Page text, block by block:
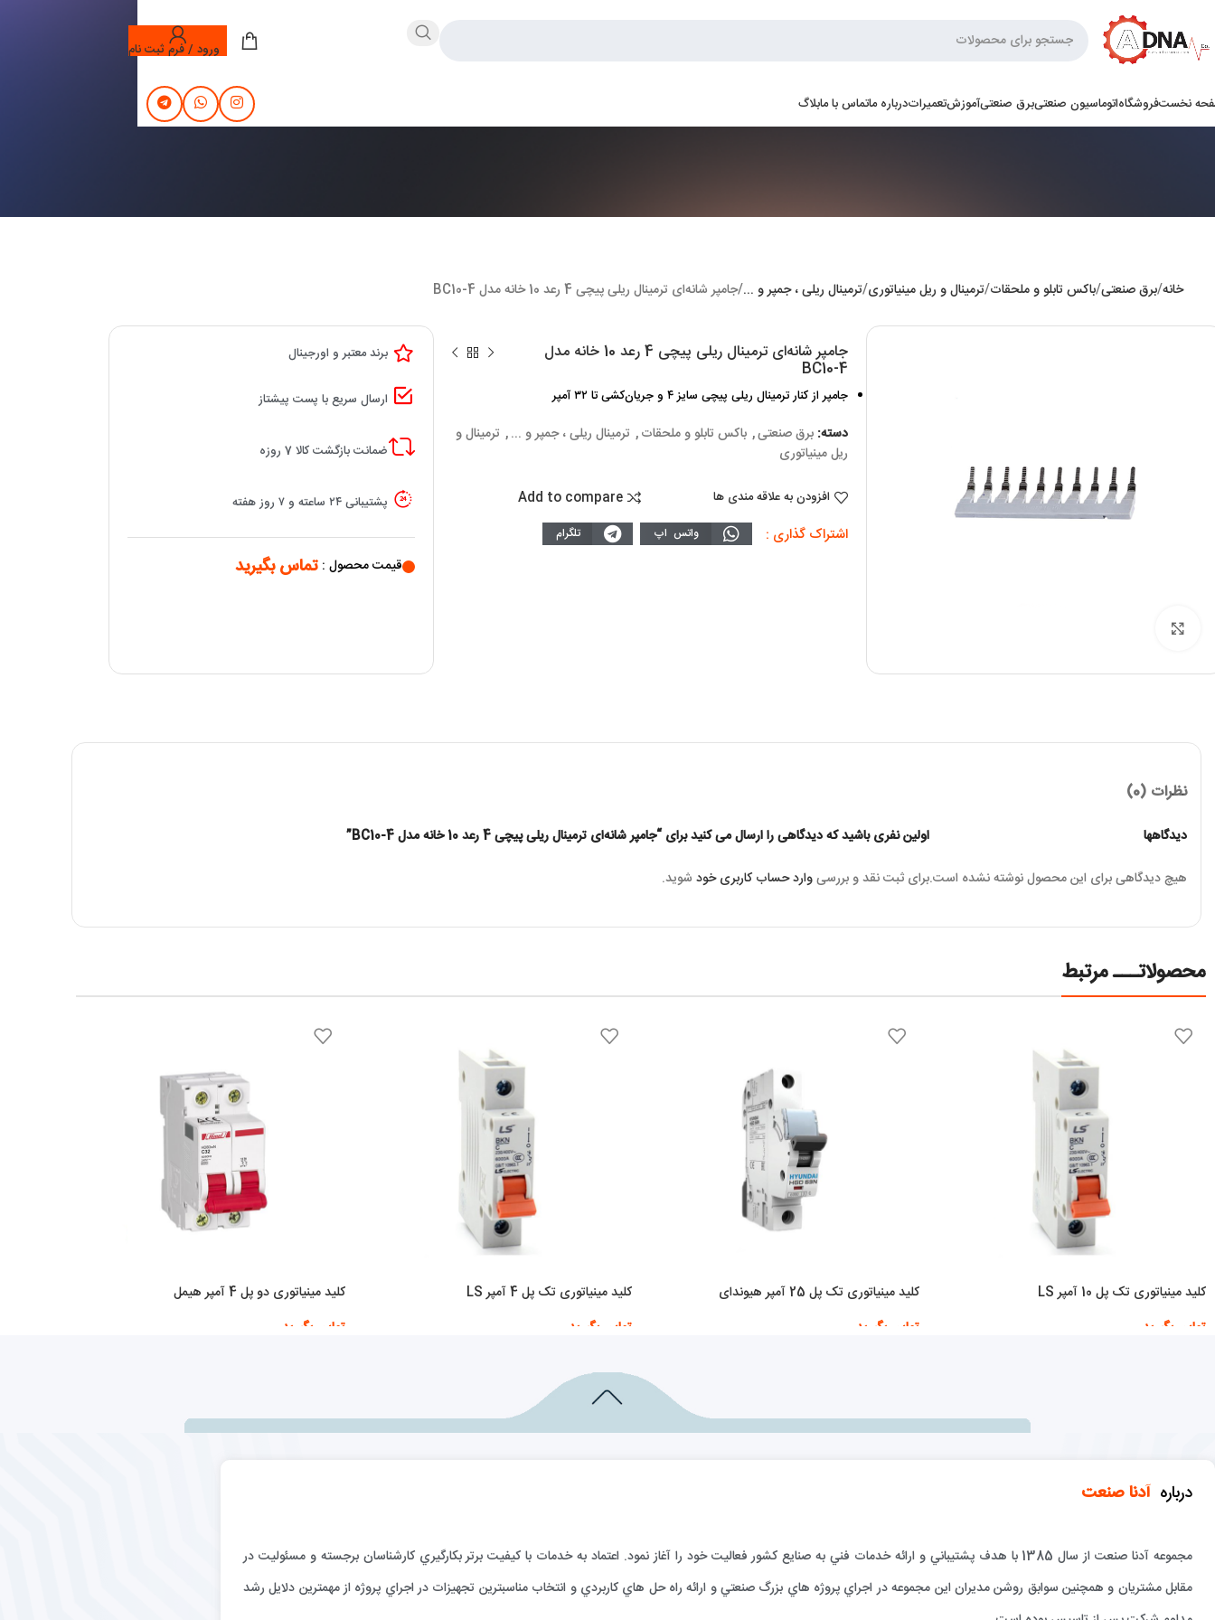
ورود / فرم ثبت نام
نخستفروشگاهاتوماسیون صنعتیبرق صنعتیآموزشتعمیراتدرباره ماتماس با مابلاگ
خانه برق صنعتی باکس تابلو و ملحقات ترمینال و ریل مینیاتوری ترمینال ریلی ، جمپر و ... جامپر شانه‌ای ترمینال ریلی پیچی 4 رعد 10 خانه مدل BC10-4
جامپر شانه‌ای ترمینال ریلی پیچی 4 رعد 10 خانه مدل
BC10-4
جامپر از کنار ترمینال ریلی پیچی سایز ۴ و جریان‌کشی تا ۳۲ آمپر
دسته: برق صنعتی, باکس تابلو و ملحقات, ترمینال ریلی ، جمپر و ..., ترمینال و
ریل مینیاتوری
افزودن به علاقه مندی ها Add to compare
اشتراک گذاری : واتس اپ تلگرام
برند معتبر و اورجینال
ارسال سریع با پست پیشتاز
ضمانت بازگشت کالا 7 روزه
پشتیبانی ۲۴ ساعته و ۷ روز هفته
قیمت محصول : تماس بگیرید
نظرات (0)
دیدگاهها
هیچ دیدگاهی برای این محصول نوشته نشده است.
اولین نفری باشید که دیدگاهی را ارسال می کنید برای “جامپر شانه‌ای ترمینال ریلی پیچی 4 رعد 10 خانه مدل BC10-4”
برای ثبت نقد و بررسیوارد حساب کاربری خود شوید.
محصولاتـــ مرتبط
کلید مینیاتوری تک پل 10 آمپر LS
تماس بگیرید
کلید مینیاتوری تک پل 25 آمپر هیوندای
تماس بگیرید
کلید مینیاتوری تک پل 4 آمپر LS
تماس بگیرید
کلید مینیاتوری دو پل 4 آمپر هیمل
تماس بگیرید
درباره آدنا صنعت
مجموعه آدنا صنعت از سال 1385 با هدف پشتيباني و ارائه خدمات فني به صنايع كشور فعاليت خود را آغاز نمود. اعتماد به خدمات با كيفيت برتر بكارگيري كارشناسان برجسته و مسئوليت در
مقابل مشتريان و همچنين سوابق روشن مديران اين مجموعه در اجراي پروژه هاي بزرگ صنعتي و ارائه راه حل هاي كاربردي و انتخاب مناسبترين تجهيزات در اجراي پروژه از مهمترين دلايل رشد